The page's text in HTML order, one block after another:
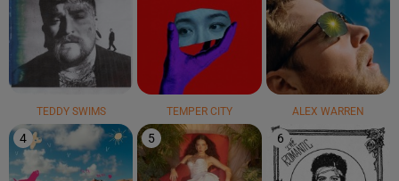
TEDDY SWIMS TEMPER CITY ALEX WARREN
4 5 6